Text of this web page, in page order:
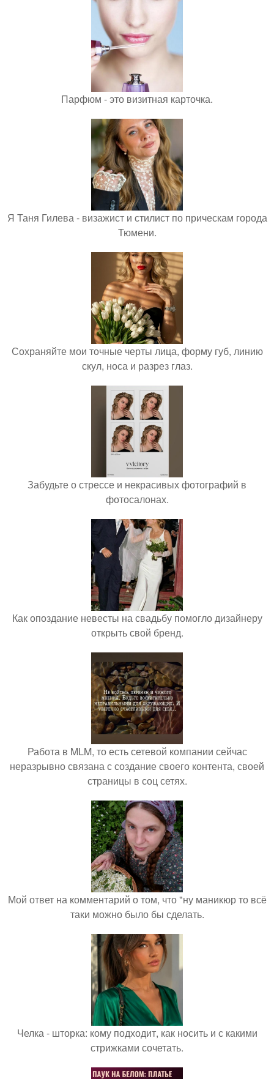
Парфюм - это визитная карточка.
Я Таня Гилева - визажист и стилист по прическам города
Тюмени.
Сохраняйте мои точные черты лица, форму губ, линию
скул, носа и разрез глаз.
Забудьте о стрессе и некрасивых фотографий в
фотосалонах.
Как опоздание невесты на свадьбу помогло дизайнеру
открыть свой бренд.
Работа в MLM, то есть сетевой компании сейчас
неразрывно связана с создание своего контента, своей
страницы в соц сетях.
Мой ответ на комментарий о том, что "ну маникюр то всё
таки можно было бы сделать.
Челка - шторка: кому подходит, как носить и с какими
стрижками сочетать.